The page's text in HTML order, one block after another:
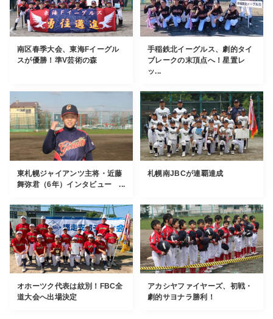
南区春季大会、東海Fイーグル
スが優勝！準V芸術の森
手稲鉄北イーグルス、劇的タイ
ブレークの末頂点へ！星置レ
ッ...
東札幌ジャイアンツ主将・近藤
舞弥君（6年）インタビュー ...
札幌南JBCが連覇達成
オホーツク代表は紋別！FBC全
道大会へ出場決定
アカシヤファイヤーズ、初戦・
劇的サヨナラ勝利！